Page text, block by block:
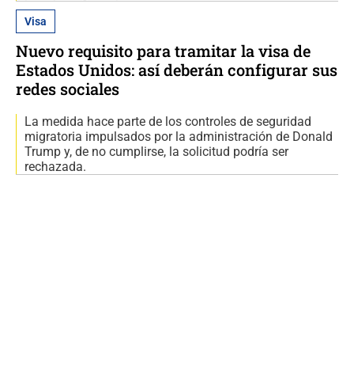
Visa
Nuevo requisito para tramitar la visa de
Estados Unidos: así deberán configurar sus
redes sociales
La medida hace parte de los controles de seguridad
migratoria impulsados por la administración de Donald
Trump y, de no cumplirse, la solicitud podría ser
rechazada.